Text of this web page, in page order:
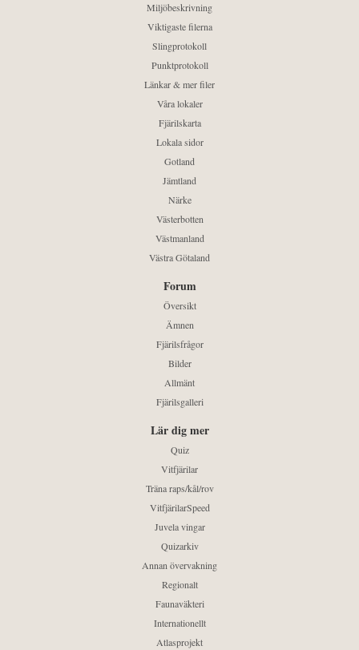
Miljöbeskrivning
Viktigaste filerna
Slingprotokoll
Punktprotokoll
Länkar & mer filer
Våra lokaler
Fjärilskarta
Lokala sidor
Gotland
Jämtland
Närke
Västerbotten
Västmanland
Västra Götaland
Forum
Översikt
Ämnen
Fjärilsfrågor
Bilder
Allmänt
Fjärilsgalleri
Lär dig mer
Quiz
Vitfjärilar
Träna raps/kål/rov
VitfjärilarSpeed
Juvela vingar
Quizarkiv
Annan övervakning
Regionalt
Faunaväkteri
Internationellt
Atlasprojekt